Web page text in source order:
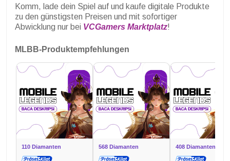
Komm, lade dein Spiel auf und kaufe digitale Produkte
zu den günstigsten Preisen und mit sofortiger
Abwicklung nur bei VCGamers Marktplatz!
MLBB-Produktempfehlungen
110 Diamanten 568 Diamanten 408 Diamanten